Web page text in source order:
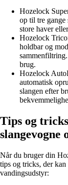
Hozelock
op til tre
store haver
Hozelock
holdbar og
brug.
Hozelock
automatisk
slangen efter
Tips og
slangevogne
Når du bruger din
tips og tricks, der
vandingsudstyr: